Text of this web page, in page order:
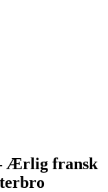
Ærlig fransk